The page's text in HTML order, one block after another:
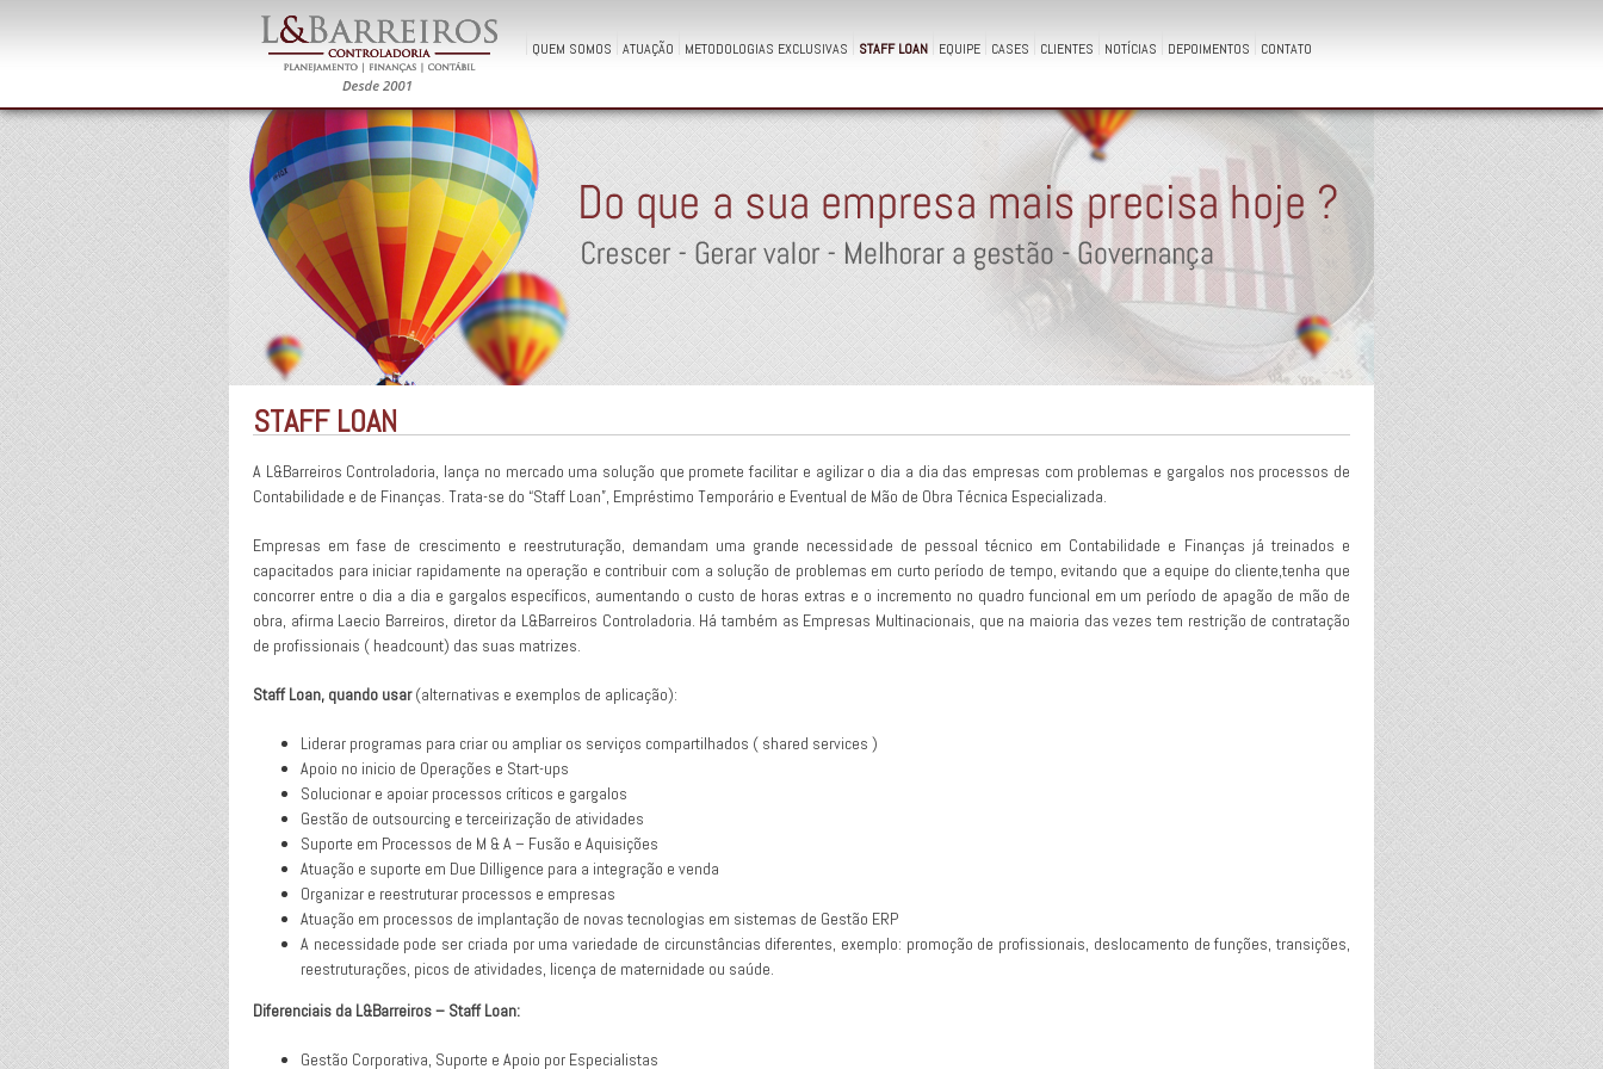
QUEM SOMOS ATUAÇÃO METODOLOGIAS EXCLUSIVAS STAFF LOAN EQUIPE CASES CLIENTES NOTÍCIAS DEPOIMENTOS CONTATO
STAFF LOAN
A L&Barreiros Controladoria, lança no mercado uma solução que promete facilitar e agilizar o dia a dia das empresas com problemas e gargalos nos processos de
Contabilidade e de Finanças. Trata-se do “Staff Loan”, Empréstimo Temporário e Eventual de Mão de Obra Técnica Especializada.
Empresas em fase de crescimento e reestruturação, demandam uma grande necessidade de pessoal técnico em Contabilidade e Finanças já treinados e
capacitados para iniciar rapidamente na operação e contribuir com a solução de problemas em curto período de tempo, evitando que a equipe do cliente,tenha que
concorrer entre o dia a dia e gargalos específicos, aumentando o custo de horas extras e o incremento no quadro funcional em um período de apagão de mão de
obra, afirma Laecio Barreiros, diretor da L&Barreiros Controladoria. Há também as Empresas Multinacionais, que na maioria das vezes tem restrição de contratação
de profissionais ( headcount) das suas matrizes.
Staff Loan, quando usar(alternativas e exemplos de aplicação):
Liderar programas para criar ou ampliar os serviços compartilhados ( shared services )
Apoio no inicio de Operações e Start-ups
Solucionar e apoiar processos críticos e gargalos
Gestão de outsourcing e terceirização de atividades
Suporte em Processos de M & A – Fusão e Aquisições
Atuação e suporte em Due Dilligence para a integração e venda
Organizar e reestruturar processos e empresas
Atuação em processos de implantação de novas tecnologias em sistemas de Gestão ERP
A necessidade pode ser criada por uma variedade de circunstâncias diferentes, exemplo: promoção de profissionais, deslocamento de funções, transições,
reestruturações, picos de atividades, licença de maternidade ou saúde.
Diferenciais da L&Barreiros – Staff Loan:
Gestão Corporativa, Suporte e Apoio por Especialistas